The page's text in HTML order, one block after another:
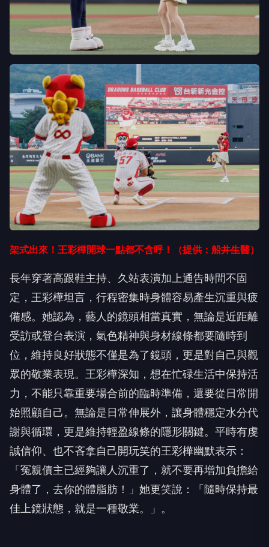
架式出來！王彩樺開球一點都不含呼！（提供：船井生醫）
長年穿著高跟鞋主持、久站表演加上通告時間不固
定，王彩樺坦言，行程密集時身體容易產生沉重與疲
備感。她認為，藝人的鏡頭相當真實，無論是近距離
受訪或登台表演，氣色精神與身材線條都要隨時到
位，維持良好狀態不僅是為了鏡頭，更是對自己與觀
眾的敬業表現。王彩樺深知，想在忙碌生活中保持活
力，不能只靠重要場合前的臨時準備，還要從日常開
始照顧自己。無論是日常伸展外，讓身體穩定水分代
謝與循環，更是維持輕盈線條的隱形關鍵。平時有虔
誠信仰、也不吝拿自己開玩笑的王彩樺幽默表示：
「冤親債主已經夠讓人沉重了，就不要再增加負擔給
身體了，去你的體脂肪！」她更笑說：「隨時保持最
佳上鏡狀態，就是一種敬業。」。